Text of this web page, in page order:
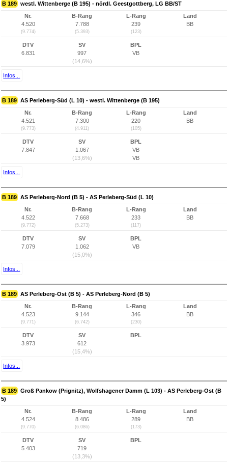
B 189 westl. Wittenberge (B 195) - nördl. Geestgottberg, LG BB/ST
Nr.
4.520
(9.774)
B-Rang
7.788
(5.393)
L-Rang
239
(123)
Land
BB
DTV
6.831
SV
997
(14,6%)
BPL
VB
Infos...
B 189 AS Perleberg-Süd (L 10) - westl. Wittenberge (B 195)
Nr.
4.521
(9.773)
B-Rang
7.300
(4.911)
L-Rang
220
(105)
Land
BB
DTV
7.847
SV
1.067
(13,6%)
BPL
VB
VB
Infos...
B 189 AS Perleberg-Nord (B 5) - AS Perleberg-Süd (L 10)
Nr.
4.522
(9.772)
B-Rang
7.668
(5.273)
L-Rang
233
(117)
Land
BB
DTV
7.079
SV
1.062
(15,0%)
BPL
VB
Infos...
B 189 AS Perleberg-Ost (B 5) - AS Perleberg-Nord (B 5)
Nr.
4.523
(9.771)
B-Rang
9.144
(6.742)
L-Rang
346
(230)
Land
BB
DTV
3.973
SV
612
(15,4%)
BPL
Infos...
B 189 Groß Pankow (Prignitz), Wolfshagener Damm (L 103) - AS Perleberg-Ost (B
5)
Nr.
4.524
(9.770)
B-Rang
8.486
(6.086)
L-Rang
289
(173)
Land
BB
DTV
5.403
SV
719
(13,3%)
BPL